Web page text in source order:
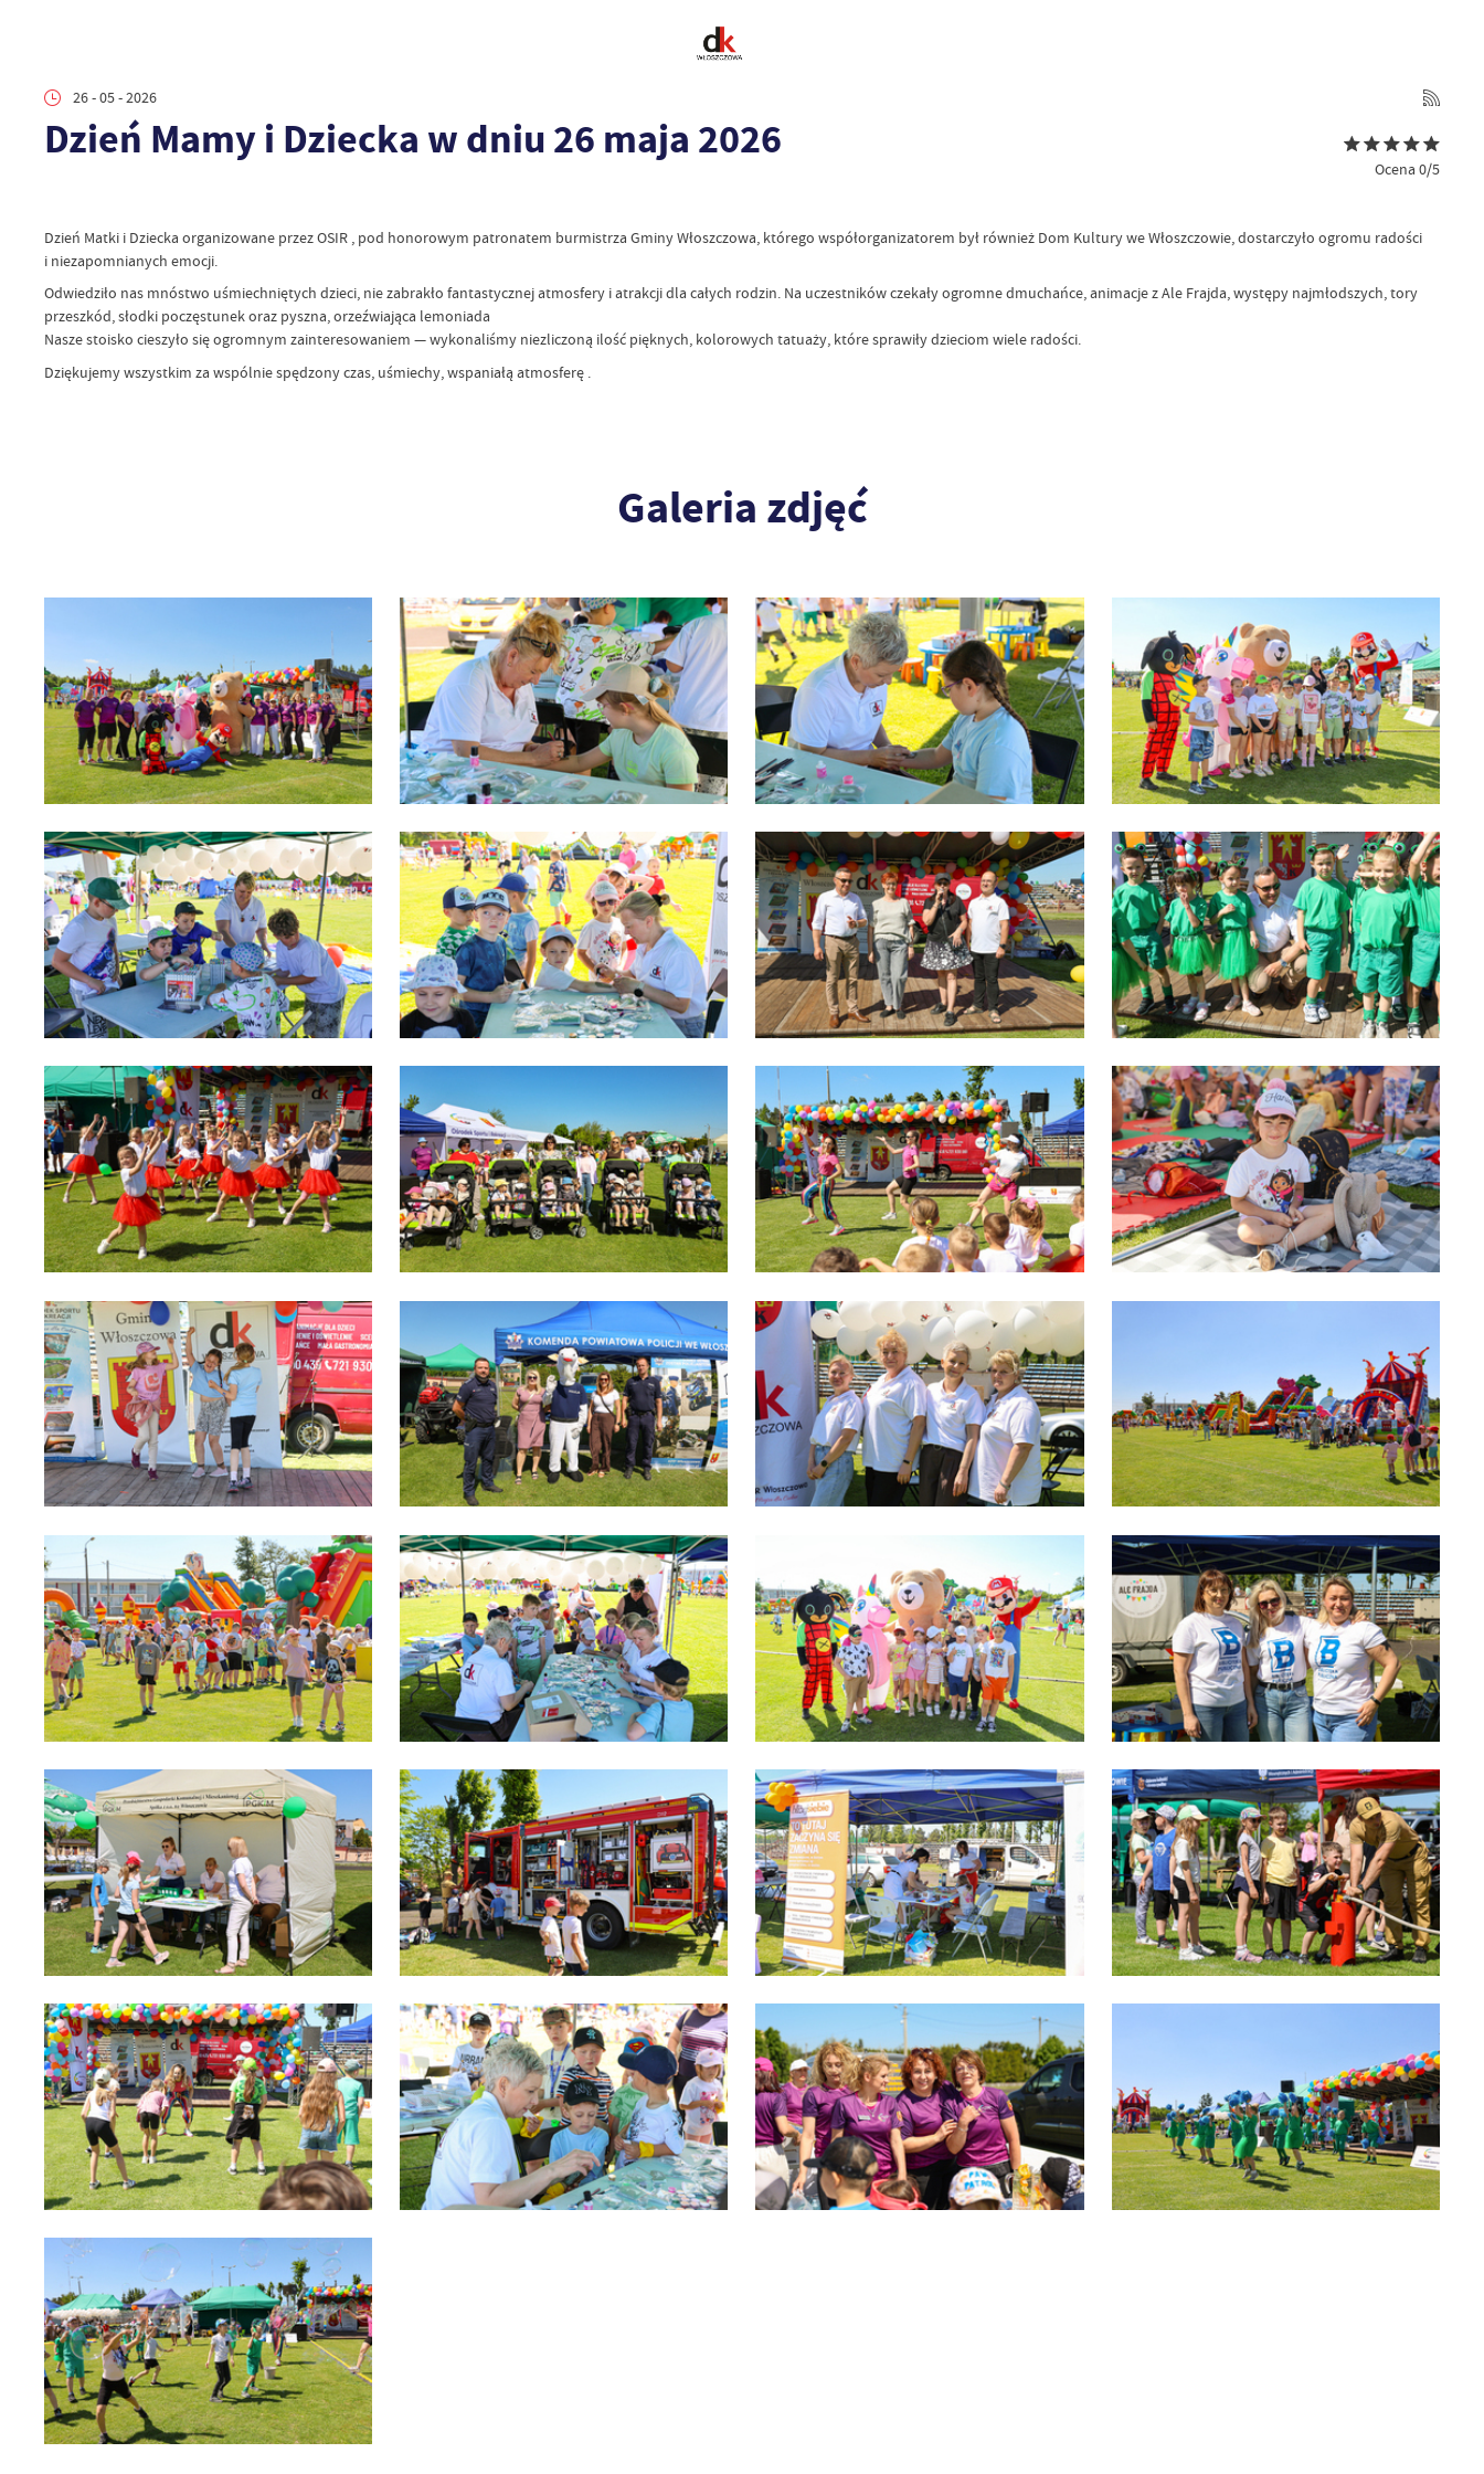
26 - 05 - 2026
Dzień Mamy i Dziecka w dniu 26 maja 2026
Ocena 0/5
Dzień Matki i Dziecka organizowane przez OSIR , pod honorowym patronatem burmistrza Gminy Włoszczowa, którego współorganizatorem był również Dom Kultury we Włoszczowie, dostarczyło ogromu radości
i niezapomnianych emocji.
Odwiedziło nas mnóstwo uśmiechniętych dzieci, nie zabrakło fantastycznej atmosfery i atrakcji dla całych rodzin. Na uczestników czekały ogromne dmuchańce, animacje z Ale Frajda, występy najmłodszych, tory
przeszkód, słodki poczęstunek oraz pyszna, orzeźwiająca lemoniada
Nasze stoisko cieszyło się ogromnym zainteresowaniem — wykonaliśmy niezliczoną ilość pięknych, kolorowych tatuaży, które sprawiły dzieciom wiele radości.
Dziękujemy wszystkim za wspólnie spędzony czas, uśmiechy, wspaniałą atmosferę .
Galeria zdjęć